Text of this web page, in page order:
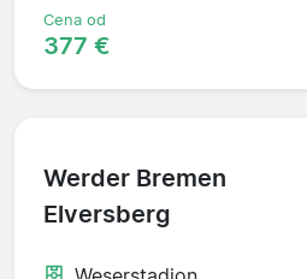
Cena od
377 €
Werder Bremen
Elversberg